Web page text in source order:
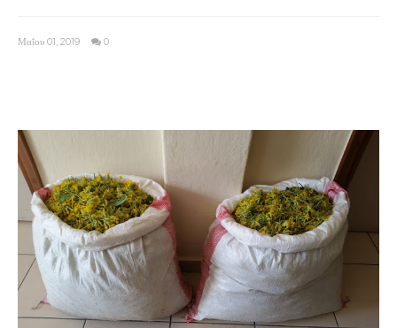
Μαΐου 01, 2019 0